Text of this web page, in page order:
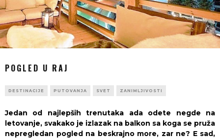
POGLED U RAJ
DESTINACIJE PUTOVANJA SVET ZANIMLJIVOSTI
Jedan od najlepših trenutaka ada odete negde na
letovanje, svakako je izlazak na balkon sa koga se pruža
nepregledan pogled na beskrajno more, zar ne? E sad,